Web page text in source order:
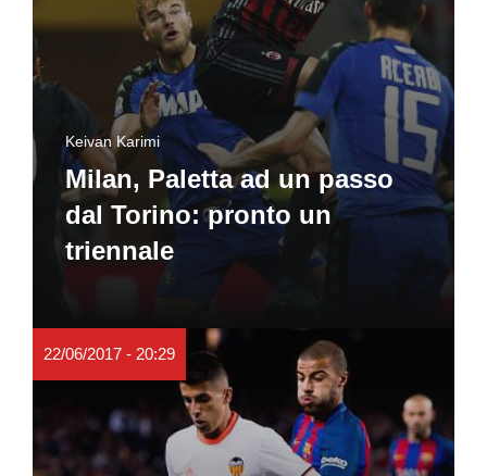
Keivan Karimi
Milan, Paletta ad un passo
dal Torino: pronto un
triennale
22/06/2017 - 20:29